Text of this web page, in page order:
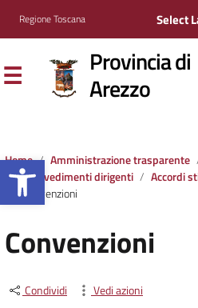
Apri la barra
Regione Toscana
Provincia di
Arezzo
Home Amministrazione trasparente
Provvedimenti dirigenti
Accordi stipulati
Convenzioni
Convenzioni
Condividi Vedi azioni